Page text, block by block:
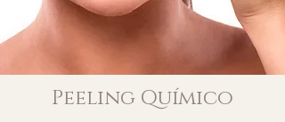
Peeling Químico